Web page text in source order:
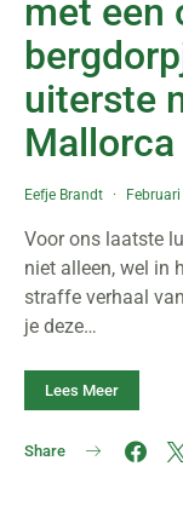
met een
uiterste
Mallorca
Eefje Brandt
Voor ons laatste
niet alleen, wel in
straffe verhaal
je deze…
Lees Meer
Share